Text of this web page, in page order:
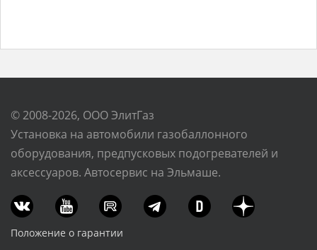
© 2008-2026, ООО ЭлитГаз
Установка на автомобили газобаллонного
оборудования, предпусковых подогревателей и
аксессуаров. Автосервис на Эльмаше.
Положение о гарантии